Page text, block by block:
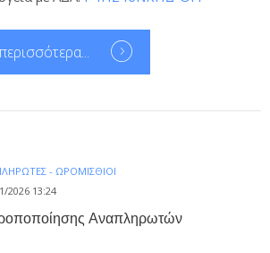
- ΩΡΟΜΊΣΘΙΟΙ
2026 13:24
Αναπληρωτών